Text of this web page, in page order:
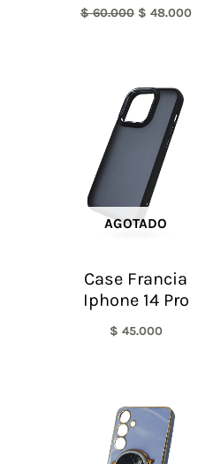
$60.000 $ 48.000
AGOTADO
Case Francia
Iphone 14 Pro
$ 45.000